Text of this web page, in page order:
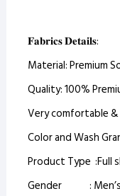
𝐅𝐚𝐛𝐫𝐢𝐜𝐬 𝐃𝐞𝐭𝐚𝐢𝐥𝐬:
Material: Premium
Quality: 100%
Very comfortable
Color and Wash
Product Type :Full
Gender : Men’s